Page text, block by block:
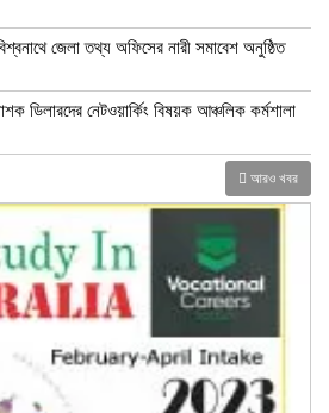
জেলা তথ্য অফিসের নারী সমাবেশ অনুষ্ঠিত
ডিলারদের নেটওয়ার্কিং বিষয়ক আঞ্চলিক কর্মশালা
আরও খবর